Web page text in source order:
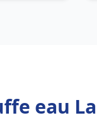
eau